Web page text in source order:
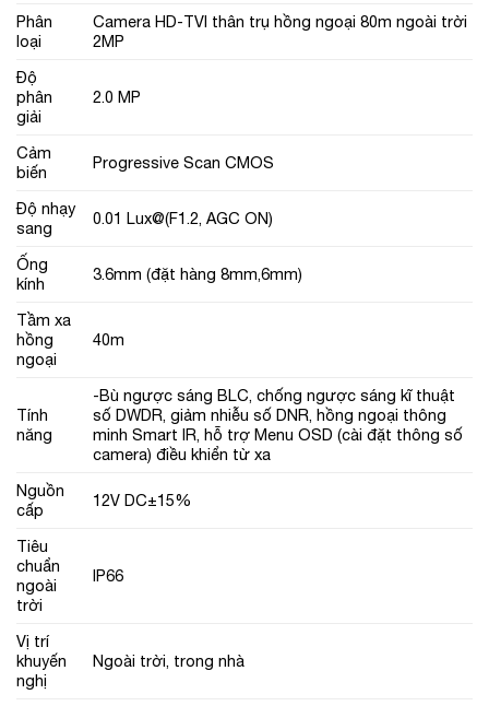
Phân
loại
Camera HD-TVI thân trụ hồng ngoại 80m ngoài trời
2MP
Độ
phân
giải
2.0 MP
Cảm
biến
Progressive Scan CMOS
Độ nhạy
sang
0.01 Lux@(F1.2, AGC ON)
Ống
kính
3.6mm (đặt hàng 8mm,6mm)
Tầm xa
hồng
ngoại
40m
Tính
năng
-Bù ngược sáng BLC, chống ngược sáng kĩ thuật
số DWDR, giảm nhiễu số DNR, hồng ngoại thông
minh Smart IR, hỗ trợ Menu OSD (cài đặt thông số
camera) điều khiển từ xa
Nguồn
cấp
12V DC±15%
Tiêu
chuẩn
ngoài
trời
IP66
Vị trí
khuyến
nghị
Ngoài trời, trong nhà